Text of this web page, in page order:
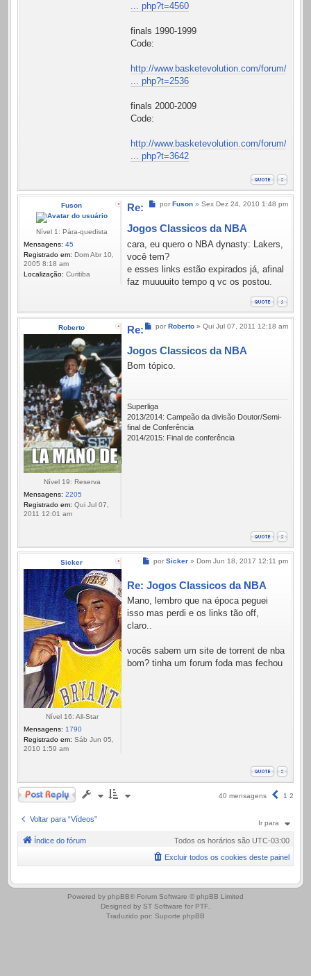
... php?t=4560
finals 1990-1999
Code:
http://www.basketevolution.com/forum/vi
... php?t=2536
finals 2000-2009
Code:
http://www.basketevolution.com/forum/vi
... php?t=3642
Fuson
Nível 1: Pára-quedista
Mensagens: 45
Registrado em: Dom Abr 10,
2005 8:18 am
Localização: Curitiba
Mensagem
por Fuson » Sex Dez 24, 2010 1:48 pm
Re:
Jogos Classicos da NBA
cara, eu quero o NBA dynasty: Lakers,
você tem?
e esses links estão expirados já, afinal
faz muuuuito tempo q vc os postou.
Roberto
Nível 19: Reserva
Mensagens: 2205
Registrado em: Qui Jul 07,
2011 12:01 am
Mensagem
por Roberto » Qui Jul 07, 2011 12:18 am
Re:
Jogos Classicos da NBA
Bom tópico.
Superliga
2013/2014: Campeão da divisão Doutor/Semi-
final de Conferência
2014/2015: Final de conferência
Sicker
Nível 16: All-Star
Mensagens: 1790
Registrado em: Sáb Jun 05,
2010 1:59 am
Mensagem
por Sicker » Dom Jun 18, 2017 12:11 pm
Re: Jogos Classicos da NBA
Mano, lembro que na época peguei
isso mas perdi e os links tão off,
claro..
vocês sabem um site de torrent de nba
bom? tinha um forum foda mas fechou
Responder
40 mensagens Anterior
1 2
Voltar para “Vídeos” Ir para
Índice do fórum Todos os horários são UTC-03:00
Excluir todos os cookies deste painel
.
Powered by phpBB® Forum Software © phpBB Limited
Designed by ST Software for PTF.
Traduzido por: Suporte phpBB